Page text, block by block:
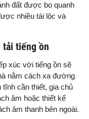
đất được bo quanh
nhiều tài lộc và
tải tiếng ồn
xúc với tiếng ồn sẽ
nằm cách xa đường
cần thiết, gia chủ
âm hoặc thiết kế
âm thanh bên ngoài.